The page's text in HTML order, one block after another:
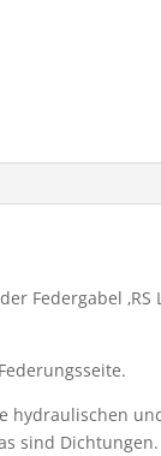
Federgabel ‚RS
hydraulischen
sind